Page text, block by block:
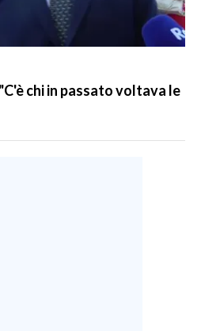
chi in passato voltava le